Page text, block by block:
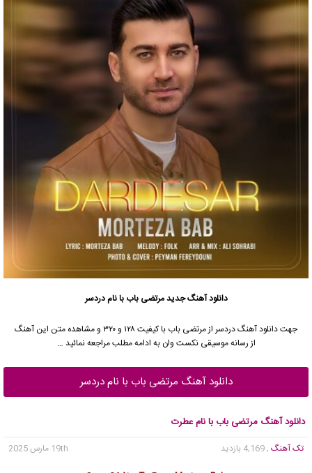
دانلود آهنگ جدیدمرتضی باب با نام دردسر
جهت دانلود آهنگ دردسر ازمرتضی باب
با کیفیت ۱۲۸ و ۳۲۰ و مشاهده متن این آهنگ
از رسانه موسیقی نکست وان به ادامه مطلب مراجعه نمائید …
دانلود آهنگ مرتضی باب با نام دردسر
دانلود آهنگ مرتضی باب با نام عطرت
تک آهنگ , 4,169 بازدید
19th مارس 2025